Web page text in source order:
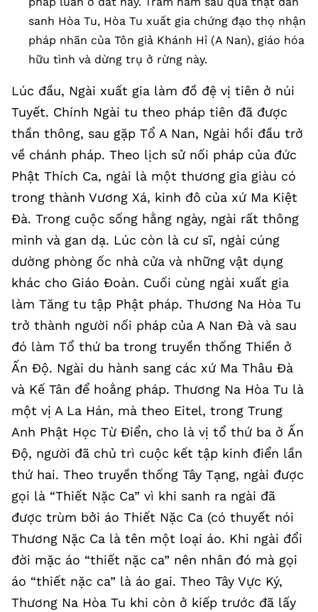
sanh Hòa Tu, Hòa Tu xuất gia chứng đạo thọ nhận
pháp nhãn của Tôn giả Khánh Hỉ (A Nan), giáo hóa
hữu tình và dừng trụ ở rừng này.
Lúc đầu, Ngài xuất gia làm đồ đệ vị tiên ở núi
Tuyết. Chính Ngài tu theo pháp tiên đã được
thần thông, sau gặp Tổ A Nan, Ngài hồi đầu trở
về chánh pháp. Theo lịch sử nối pháp của đức
Phật Thích Ca, ngài là một thương gia giàu có
trong thành Vương Xá, kinh đô của xứ Ma Kiệt
Đà. Trong cuộc sống hằng ngày, ngài rất thông
minh và gan dạ. Lúc còn là cư sĩ, ngài cúng
dường phòng ốc nhà cửa và những vật dụng
khác cho Giáo Đoàn. Cuối cùng ngài xuất gia
làm Tăng tu tập Phật pháp. Thương Na Hòa Tu
trở thành người nối pháp của A Nan Đà và sau
đó làm Tổ thứ ba trong truyền thống Thiền ở
Ấn Độ. Ngài du hành sang các xứ Ma Thâu Đà
và Kế Tân để hoằng pháp. Thương Na Hòa Tu là
một vị A La Hán, mà theo Eitel, trong Trung
Anh Phật Học Từ Điển, cho là vị tổ thứ ba ở Ấn
Độ, người đã chủ trì cuộc kết tập kinh điển lần
thứ hai. Theo truyền thống Tây Tạng, ngài được
gọi là “Thiết Nặc Ca” vì khi sanh ra ngài đã
được trùm bởi áo Thiết Nặc Ca (có thuyết nói
Thương Nặc Ca là tên một loại áo. Khi ngài đổi
đời mặc áo “thiết nặc ca” nên nhân đó mà gọi
áo “thiết nặc ca” là áo gai. Theo Tây Vực Ký,
Thương Na Hòa Tu khi còn ở kiếp trước đã lấy